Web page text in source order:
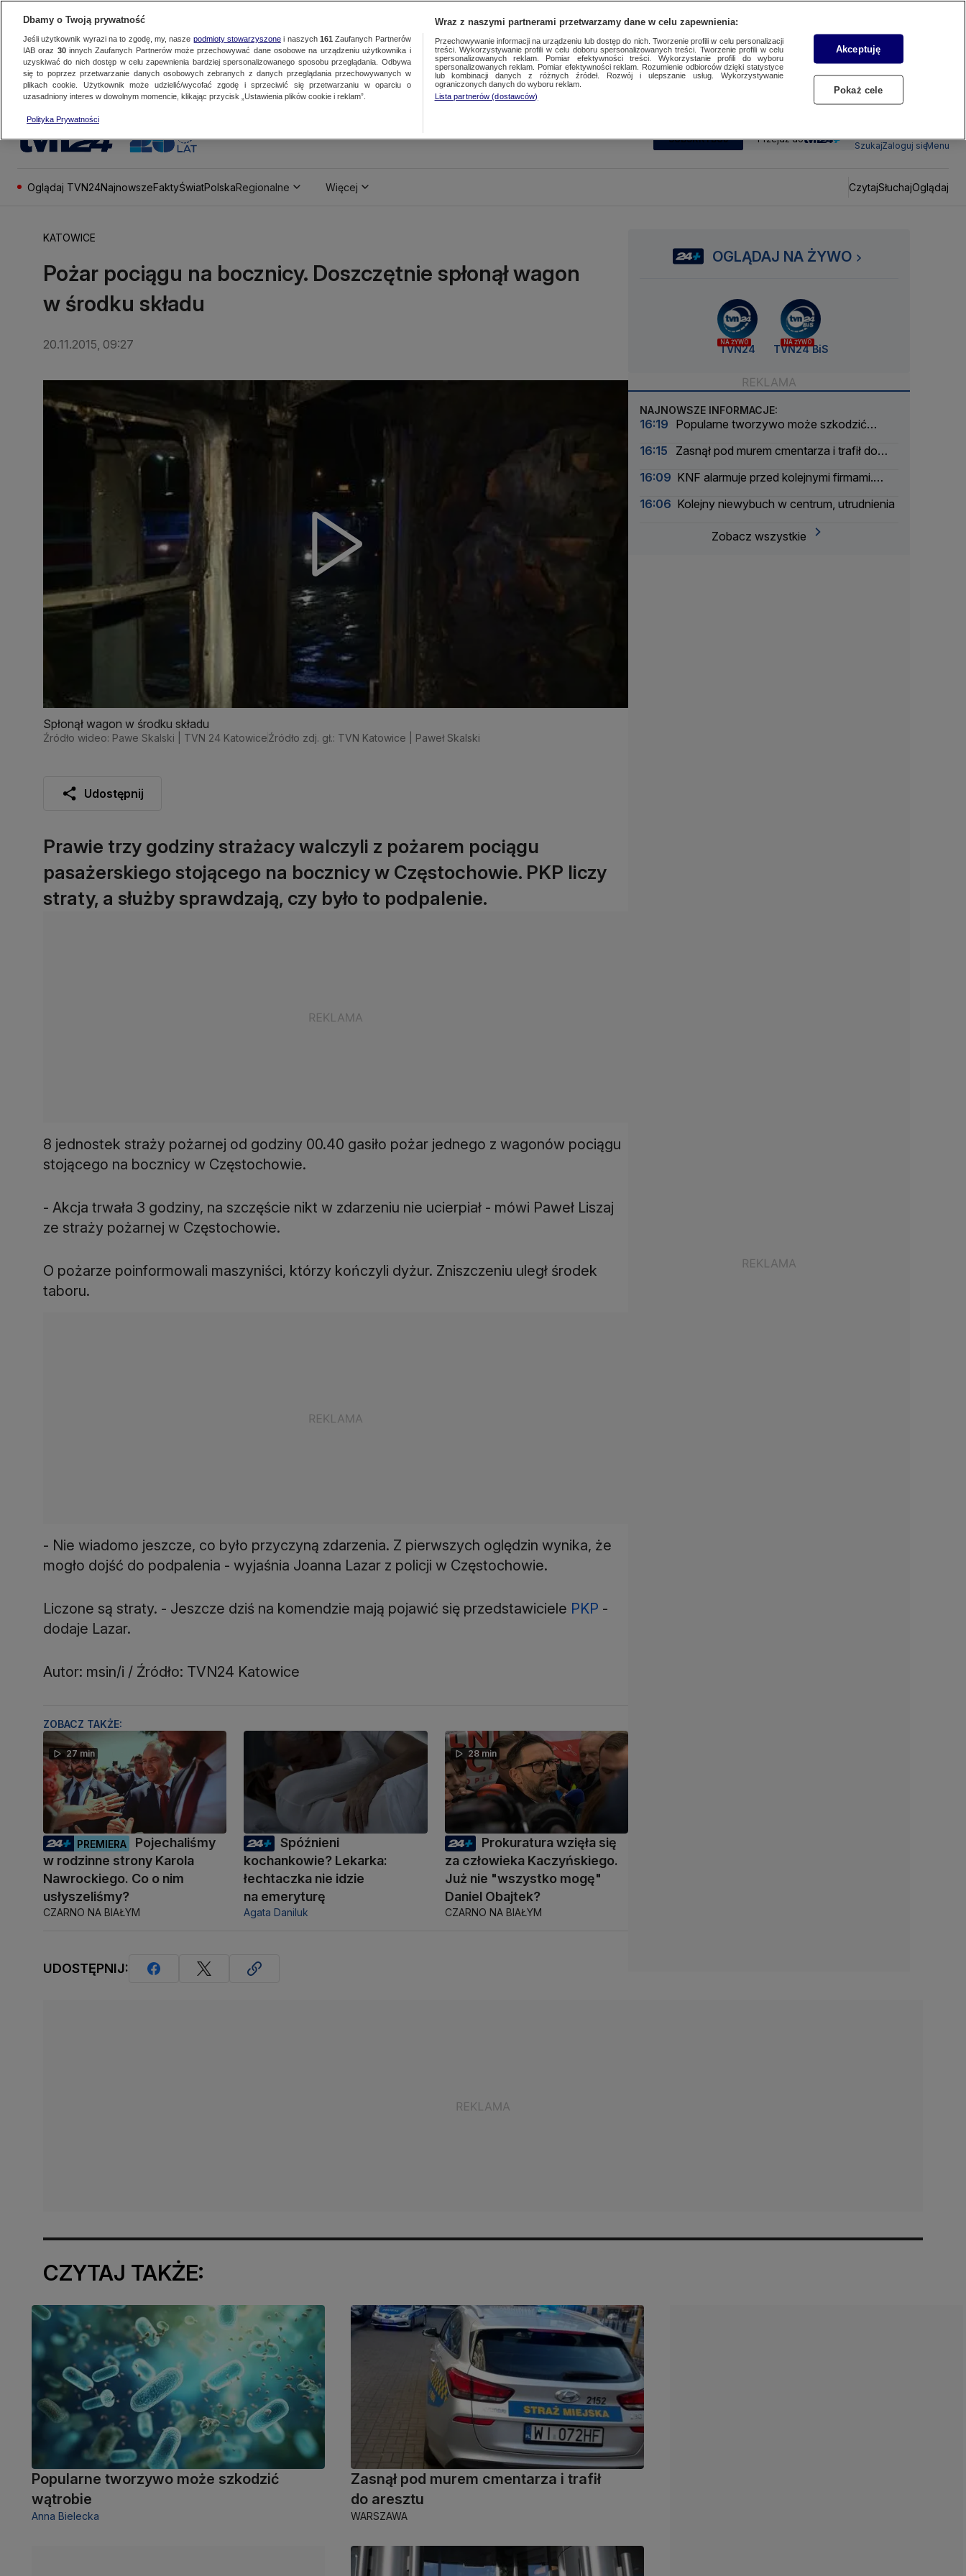
SUBSKRYBUJ Przejdź do
SzukajZaloguj sięMenu
Oglądaj TVN24NajnowszeFaktyŚwiatPolskaRegionalne Więcej CzytajSłuchajOglądaj
KATOWICE
Pożar pociągu na bocznicy. Doszczętnie spłonął wagon
w środku składu
20.11.2015, 09:27
Spłonął wagon w środku składu
Źródło wideo: Pawe Skalski | TVN 24 KatowiceŹródło zdj. gł.: TVN Katowice | Paweł Skalski
Udostępnij
Prawie trzy godziny strażacy walczyli z pożarem pociągu
pasażerskiego stojącego na bocznicy w Częstochowie. PKP liczy
straty, a służby sprawdzają, czy było to podpalenie.
8 jednostek straży pożarnej od godziny 00.40 gasiło pożar jednego z wagonów pociągu
stojącego na bocznicy w Częstochowie.
- Akcja trwała 3 godziny, na szczęście nikt w zdarzeniu nie ucierpiał - mówi Paweł Liszaj
ze straży pożarnej w Częstochowie.
O pożarze poinformowali maszyniści, którzy kończyli dyżur. Zniszczeniu uległ środek
taboru.
- Nie wiadomo jeszcze, co było przyczyną zdarzenia. Z pierwszych oględzin wynika, że
mogło dojść do podpalenia - wyjaśnia Joanna Lazar z policji w Częstochowie.
Liczone są straty. - Jeszcze dziś na komendzie mają pojawić się przedstawiciele PKP -
dodaje Lazar.
Autor: msin/i / Źródło: TVN24 Katowice
ZOBACZ TAKŻE:
27 min
PREMIERA
Pojechaliśmy
w rodzinne strony Karola
Nawrockiego. Co o nim
usłyszeliśmy?
CZARNO NA BIAŁYM
Spóźnieni
kochankowie? Lekarka:
łechtaczka nie idzie
na emeryturę
Agata Daniluk
28 min
Prokuratura wzięła się
za człowieka Kaczyńskiego.
Już nie "wszystko mogę"
Daniel Obajtek?
CZARNO NA BIAŁYM
UDOSTĘPNIJ:
OGLĄDAJ NA ŻYWO
NA ŻYWO
TVN24
NA ŻYWO
TVN24 BiS
NAJNOWSZE INFORMACJE:
16:19 Popularne tworzywo może szkodzić
16:15
Zasnął pod murem cmentarza i trafił do
16:09 KNF alarmuje przed kolejnymi firmami.
16:06 Kolejny niewybuch w centrum, utrudnienia
Zobacz wszystkie
CZYTAJ TAKŻE:
Popularne tworzywo może szkodzić
wątrobie
Anna Bielecka
Zasnął pod murem cmentarza i trafił
do aresztu
WARSZAWA
Dbamy o Twoją prywatność
Jeśli użytkownik wyrazi na to zgodę, my, nasze podmioty stowarzyszonei naszych 161 Zaufanych Partnerów
IAB oraz 30innych Zaufanych Partnerów może przechowywać dane osobowe na urządzeniu użytkownika i
uzyskiwać do nich dostęp w celu zapewnienia bardziej spersonalizowanego sposobu przeglądania. Odbywa
się to poprzez przetwarzanie danych osobowych zebranych z danych przeglądania przechowywanych w
plikach cookie. Użytkownik może udzielić/wycofać zgodę i sprzeciwić się przetwarzaniu w oparciu o
uzasadniony interes w dowolnym momencie, klikając przycisk „Ustawienia plików cookie i reklam”.
Polityka Prywatności
Wraz z naszymi partnerami przetwarzamy dane w celu zapewnienia:
Przechowywanie informacji na urządzeniu lub dostęp do nich. Tworzenie profili w celu personalizacji
treści. Wykorzystywanie profili w celu doboru spersonalizowanych treści. Tworzenie profili w celu
spersonalizowanych reklam. Pomiar efektywności treści. Wykorzystanie profili do wyboru
spersonalizowanych reklam. Pomiar efektywności reklam. Rozumienie odbiorców dzięki statystyce
lub kombinacji danych z różnych źródeł. Rozwój i ulepszanie usług. Wykorzystywanie
ograniczonych danych do wyboru reklam.
Lista partnerów (dostawców)
Akceptuję
Pokaż cele